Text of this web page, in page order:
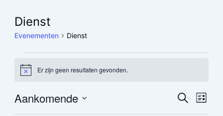
Dienst
Evenementen Dienst
Evenementen
BerichtEr zijn geen resultaten gevonden.
Zoeken
Lijst
Aankomende